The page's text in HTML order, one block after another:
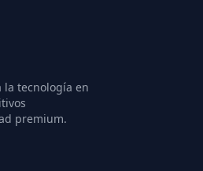
la tecnología en
premium.